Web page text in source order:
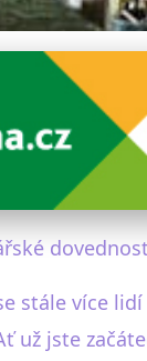
své
Martina Černá
stále více
už jste